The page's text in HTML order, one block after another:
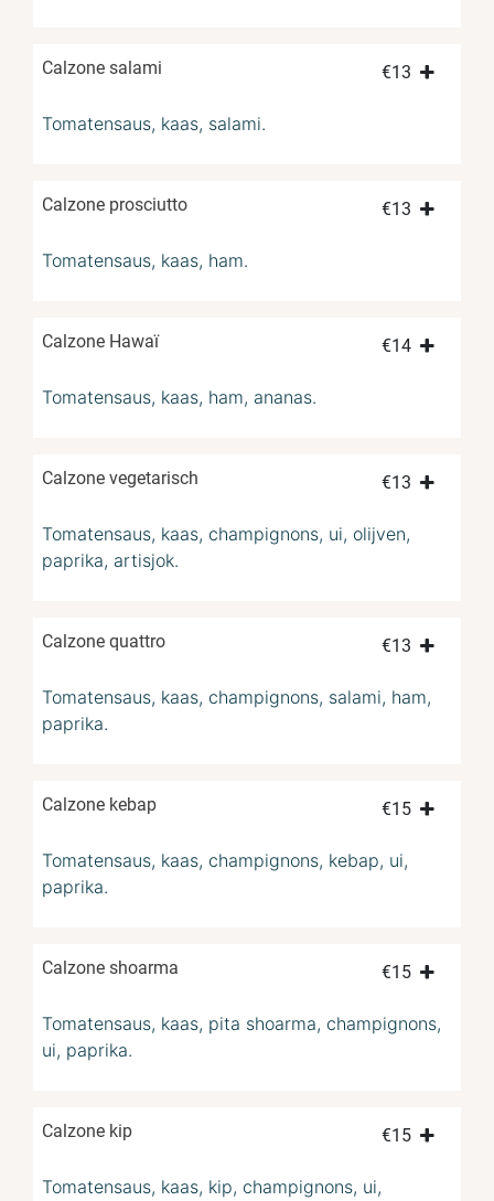
Calzone salami €13
Tomatensaus, kaas, salami.
Calzone prosciutto €13
Tomatensaus, kaas, ham.
Calzone Hawaï €14
Tomatensaus, kaas, ham, ananas.
Calzone vegetarisch €13
Tomatensaus, kaas, champignons, ui, olijven,
paprika, artisjok.
Calzone quattro €13
Tomatensaus, kaas, champignons, salami, ham,
paprika.
Calzone kebap €15
Tomatensaus, kaas, champignons, kebap, ui,
paprika.
Calzone shoarma €15
Tomatensaus, kaas, pita shoarma, champignons,
ui, paprika.
Calzone kip €15
Tomatensaus, kaas, kip, champignons, ui,